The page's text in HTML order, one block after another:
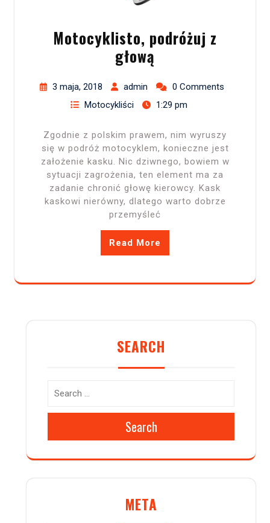
Motocyklisto, podróżuj z
głową
3 maja, 2018 admin
0 Comments
Motocykliści
1:29 pm
Zgodnie z polskim prawem, nim wyruszy
się w podróż motocyklem, konieczne jest
założenie kasku. Nic dziwnego, bowiem w
sytuacji zagrożenia, ten element ma za
zadanie chronić głowę kierowcy. Kask
kaskowi nierówny, dlatego warto dobrze
przemyśleć
Read More
SEARCH
Search
META